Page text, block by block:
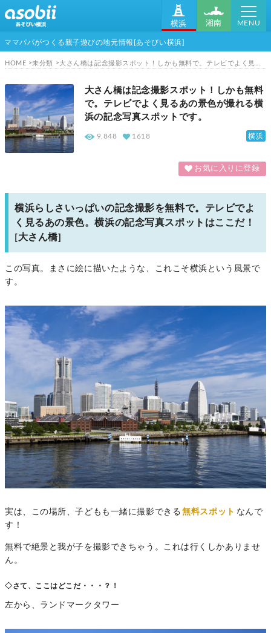
横浜 湘南 MENU
ママパパがつくる親子遊びの地元情報[あそびい横浜]
HOME 未分類 大さん橋は記念撮影スポット！しかも無料で。テレビでよく見るあの景色が撮れる横浜の記念写真スポットです。
大さん橋は記念撮影スポット！しかも無料
で。テレビでよく見るあの景色が撮れる横
浜の記念写真スポットです。
横浜
9,848 1618
お気に入りに登録
横浜らしさいっぱいの記念撮影を無料で。テレビでよ
く見るあの景色。横浜の記念写真スポットはここだ！
[大さん橋]
この写真。まさに絵に描いたような、これこそ横浜という風景で
す。
実は、この場所、子どもも一緒に撮影できる 無料スポット なんで
す！
無料で絶景と我が子を撮影できちゃう。これは行くしかありませ
ん。
◇さて、ここはどこだ・・・？！
左から、ランドマークタワー